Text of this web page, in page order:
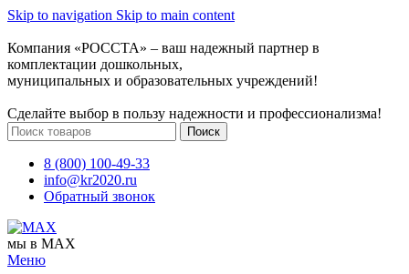
Skip to navigation Skip to main content
Компания «РОССТА» – ваш надежный партнер в
комплектации дошкольных,
муниципальных и образовательных учреждений!
Сделайте выбор в пользу надежности и профессионализма!
Поиск
8 (800) 100-49-33
info@kr2020.ru
Обратный звонок
мы в MAX
Меню